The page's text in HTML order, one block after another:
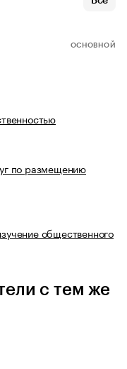
ОСНОВНОЙ
по размещению
общественного
с тем же